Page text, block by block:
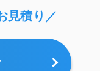
見積り／